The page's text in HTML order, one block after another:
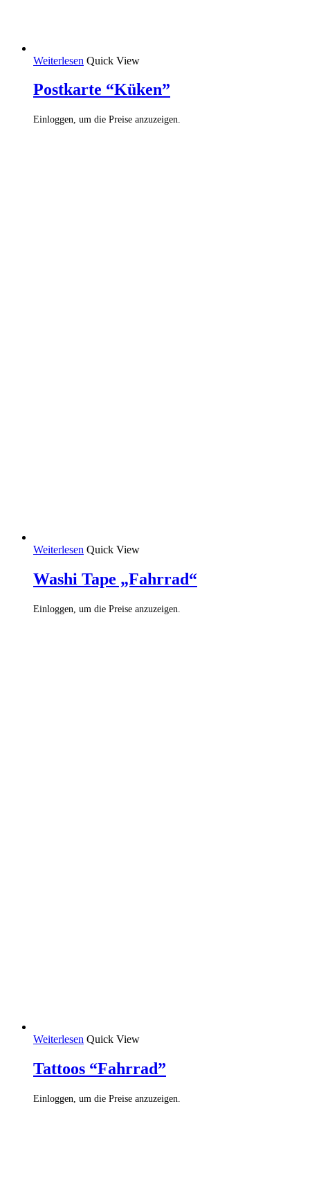
Weiterlesen Quick View
Postkarte “Küken”
Einloggen, um die Preise anzuzeigen.
Weiterlesen Quick View
Washi Tape „Fahrrad“
Einloggen, um die Preise anzuzeigen.
Weiterlesen Quick View
Tattoos “Fahrrad”
Einloggen, um die Preise anzuzeigen.